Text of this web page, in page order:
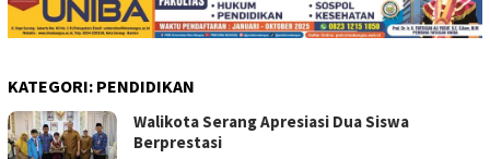
KATEGORI: PENDIDIKAN
Walikota Serang Apresiasi Dua Siswa
Berprestasi